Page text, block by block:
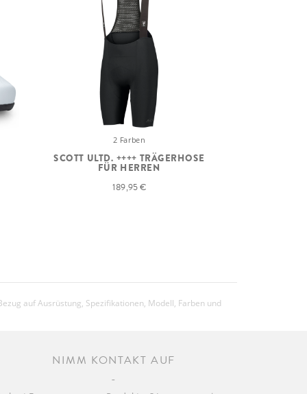
2 Farben
SCOTT ULTD. ++++ TRÄGERHOSE
FÜR HERREN
189,95 €
auf Ausrüstung, Spezifikationen, Modell, Farben und
NIMM KONTAKT AUF